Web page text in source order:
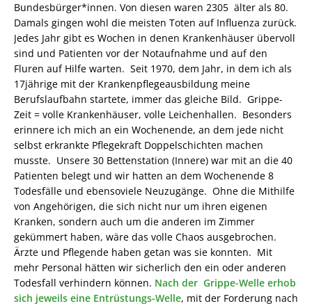
Bundesbürger*innen. Von diesen waren 2305 älter als 80.
Damals gingen wohl die meisten Toten auf Influenza zurück.
Jedes Jahr gibt es Wochen in denen Krankenhäuser übervoll
sind und Patienten vor der Notaufnahme und auf den
Fluren auf Hilfe warten. Seit 1970, dem Jahr, in dem ich als
17jährige mit der Krankenpflegeausbildung meine
Berufslaufbahn startete, immer das gleiche Bild. Grippe-
Zeit = volle Krankenhäuser, volle Leichenhallen. Besonders
erinnere ich mich an ein Wochenende, an dem jede nicht
selbst erkrankte Pflegekraft Doppelschichten machen
musste. Unsere 30 Bettenstation (Innere) war mit an die 40
Patienten belegt und wir hatten an dem Wochenende 8
Todesfälle und ebensoviele Neuzugänge. Ohne die Mithilfe
von Angehörigen, die sich nicht nur um ihren eigenen
Kranken, sondern auch um die anderen im Zimmer
gekümmert haben, wäre das volle Chaos ausgebrochen.
Ärzte und Pflegende haben getan was sie konnten. Mit
mehr Personal hätten wir sicherlich den ein oder anderen
Todesfall verhindern können. Nach der Grippe-Welle erhob
sich jeweils eine Entrüstungs-Welle, mit der Forderung nach